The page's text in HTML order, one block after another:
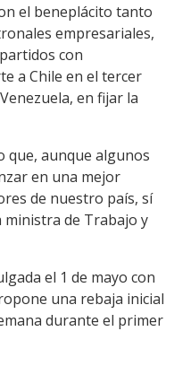
el beneplácito tanto
empresariales,
con
a Chile en el tercer
en fijar la
que, aunque algunos
en una mejor
de nuestro país, sí
ministra de Trabajo y
el 1 de mayo con
una rebaja inicial
durante el primer